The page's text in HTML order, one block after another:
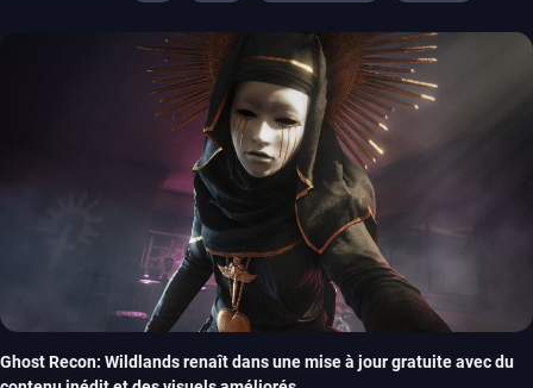
Ghost Recon: Wildlands renaît dans une mise à jour gratuite avec du